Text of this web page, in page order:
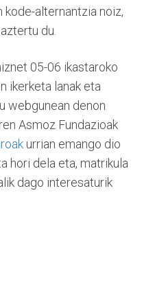
kode-alternantzia noiz,
du.
05-06 ikastaroko
ikerketa lanak eta
webgunean denon
Asmoz Fundazioak
urrian emango dio
hori dela eta, matrikula
dago interesaturik